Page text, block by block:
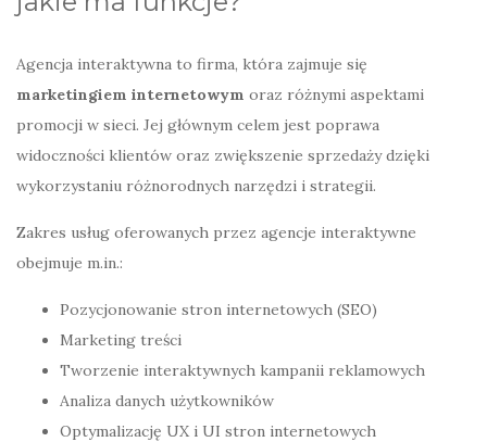
Agencja interaktywna to firma, która zajmuje się
marketingiem internetowym oraz różnymi aspektami
promocji w sieci. Jej głównym celem jest poprawa
widoczności klientów oraz zwiększenie sprzedaży dzięki
wykorzystaniu różnorodnych narzędzi i strategii.
Zakres usług oferowanych przez agencje interaktywne
obejmuje m.in.:
Pozycjonowanie stron internetowych (SEO)
Marketing treści
Tworzenie interaktywnych kampanii reklamowych
Analiza danych użytkowników
Optymalizację UX i UI stron internetowych